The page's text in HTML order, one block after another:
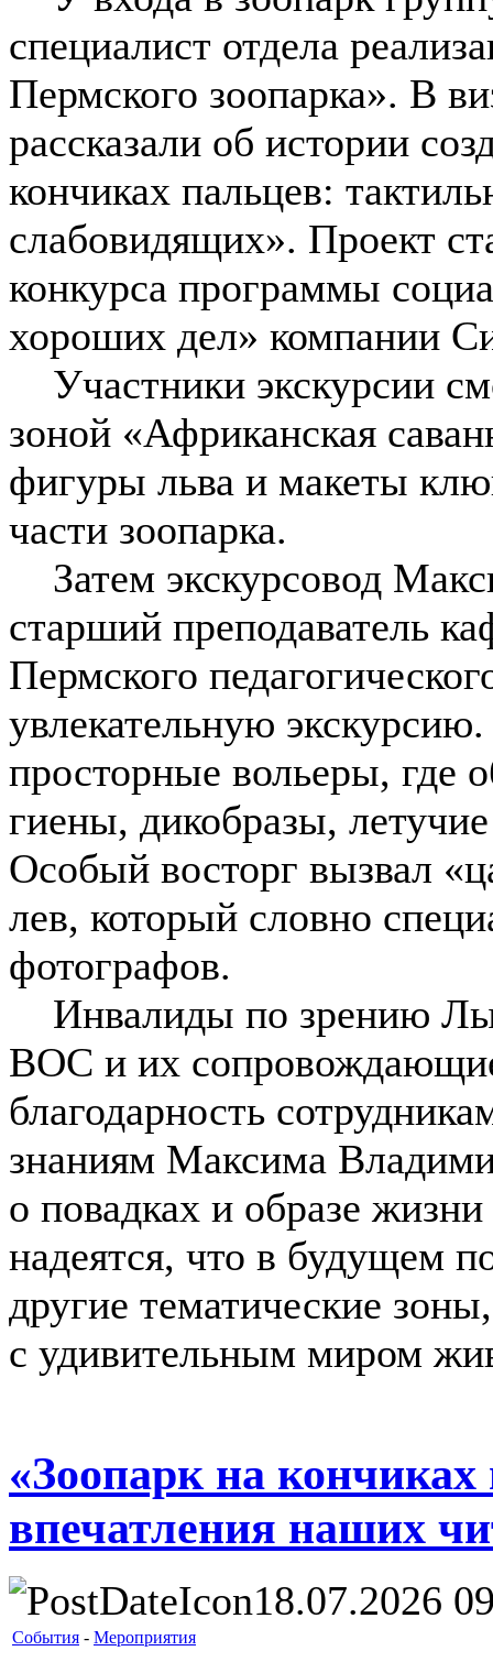
специалист отдела
Пермского зоопарка». В
рассказали об истории
кончиках пальцев:
слабовидящих». Проект
конкурса программы
хороших дел» компании
Участники экскурсии
зоной «Африканская
фигуры льва и макеты
части зоопарка.
Затем экскурсовод
старший преподаватель
Пермского
увлекательную
просторные вольеры, где
гиены, дикобразы,
Особый восторг вызвал
лев, который словно
фотографов.
Инвалиды по зрению
ВОС и их
благодарность
знаниям Максима
о повадках и образе
надеятся, что в будущем
другие тематические
с удивительным миром
«Зоопарк на
впечатления наших
18.07.2026
События - Мероприятия